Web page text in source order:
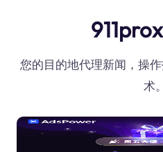
您的目的地代理新闻，操
术。